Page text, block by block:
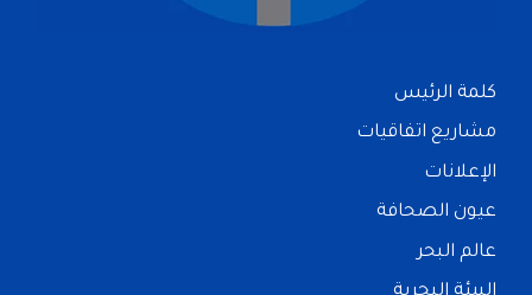
كلمة الرئيس
مشاريع اتفاقيات
الإعلانات
عيون الصحافة
عالم البحر